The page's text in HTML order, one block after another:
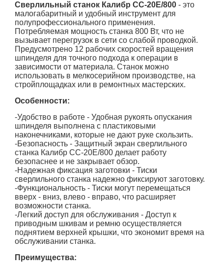
Сверлильный станок Калибр СС-20E/800 - это
малогабаритный и удобный инструмент для
полупрофессионального применения.
Потребляемая мощность станка 800 Вт, что не
вызывает перегрузок в сети со слабой проводкой.
Предусмотрено 12 рабочих скоростей вращения
шпинделя для точного подхода к операции в
зависимости от материала. Станок можно
использовать в мелкосерийном производстве, на
стройплощадках или в ремонтных мастерских.
Особенности:
-Удобство в работе - Удобная рукоять опускания
шпинделя выполнена с пластиковыми
наконечниками, которые не дают руке скользить.
-Безопасность - Защитный экран сверлильного
станка Калибр СС-20E/800 делает работу
безопаснее и не закрывает обзор.
-Надежная фиксация заготовки - Тиски
сверлильного станка надежно фиксируют заготовку.
-Функциональность - Тиски могут перемещаться
вверх - вниз, влево - вправо, что расширяет
возможности станка.
-Легкий доступ для обслуживания - Доступ к
приводным шкивам и ремню осуществляется
поднятием верхней крышки, что экономит время на
обслуживании станка.
Преимущества: